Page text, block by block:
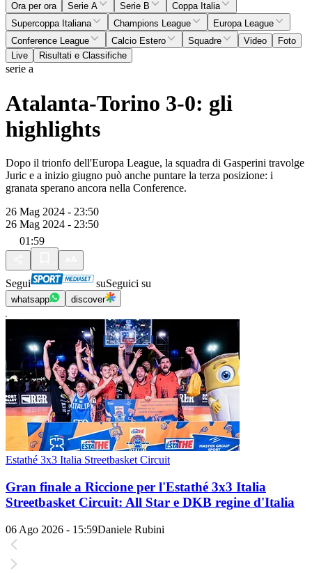
Ora per ora Serie A Serie B
Coppa Italia
Supercoppa Italiana
Champions League
Europa League
Conference League
Calcio Estero Squadre Video
Foto
Live
Risultati e Classifiche
serie a
Atalanta-Torino 3-0: gli
highlights
Dopo il trionfo dell'Europa League, la squadra di Gasperini travolge
Juric e a inizio giugno può anche puntare la terza posizione: i
granata sperano ancora nella Conference.
26 Mag 2024 - 23:50
26 Mag 2024 - 23:50
01:59
Segui suSeguici su
whatsapp discover
Estathé 3x3 Italia Streetbasket Circuit
Gran finale a Riccione per l'Estathé 3x3 Italia
Streetbasket Circuit: All Star e DKB regine d'Italia
06 Ago 2026 - 15:59Daniele Rubini